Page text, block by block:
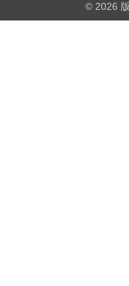
© 2026